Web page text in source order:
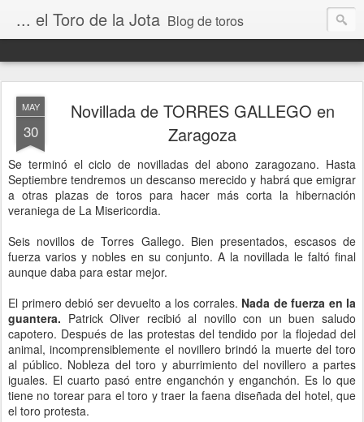
... el Toro de la Jota Blog de toros
MAY
30
Novillada de TORRES GALLEGO en
Zaragoza
Se terminó el ciclo de novilladas del abono zaragozano. Hasta
Septiembre tendremos un descanso merecido y habrá que emigrar
a otras plazas de toros para hacer más corta la hibernación
veraniega de La Misericordia.
Seis novillos de Torres Gallego. Bien presentados, escasos de
fuerza varios y nobles en su conjunto. A la novillada le faltó final
aunque daba para estar mejor.
El primero debió ser devuelto a los corrales. Nada de fuerza en la
guantera. Patrick Oliver recibió al novillo con un buen saludo
capotero. Después de las protestas del tendido por la flojedad del
animal, incomprensiblemente el novillero brindó la muerte del toro
al público. Nobleza del toro y aburrimiento del novillero a partes
iguales. El cuarto pasó entre enganchón y enganchón. Es lo que
tiene no torear para el toro y traer la faena diseñada del hotel, que
el toro protesta.